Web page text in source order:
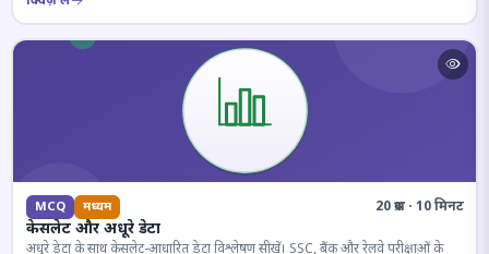
MCQ मध्यम 20 प्रश्न · 10 मिनट
केसलेट और अधूरे डेटा
अधूरे डेटा के साथ केसलेट-आधारित डेटा विश्लेषण सीखें। SSC, बैंक और रेलवे परीक्षाओं के